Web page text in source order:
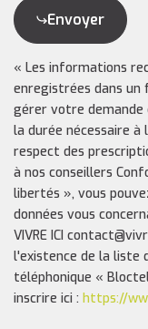
Envoyer
« Les informations
enregistrées dans un
gérer votre demande
la durée nécessaire
respect des
à nos conseillers
libertés », vous
données vous
VIVRE ICI
l'existence de la liste
téléphonique «
inscrire ici : https://